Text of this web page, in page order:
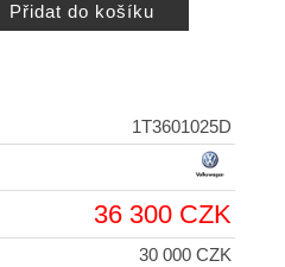
1T3601025D
36 300 CZK
30 000 CZK